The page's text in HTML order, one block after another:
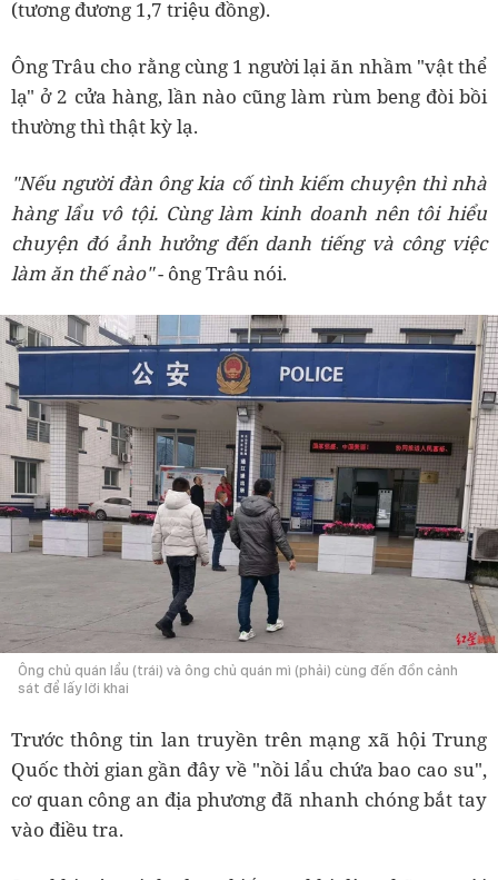
(tương đương 1,7 triệu đồng).
Ông Trâu cho rằng cùng 1 người lại ăn nhầm "vật thể
lạ" ở 2 cửa hàng, lần nào cũng làm rùm beng đòi bồi
thường thì thật kỳ lạ.
"Nếu người đàn ông kia cố tình kiếm chuyện thì nhà
hàng lẩu vô tội. Cùng làm kinh doanh nên tôi hiểu
chuyện đó ảnh hưởng đến danh tiếng và công việc
làm ăn thế nào"- ông Trâu nói.
Ông chủ quán lẩu (trái) và ông chủ quán mì (phải) cùng đến đồn cảnh
sát để lấy lời khai
Trước thông tin lan truyền trên mạng xã hội Trung
Quốc thời gian gần đây về "nồi lẩu chứa bao cao su",
cơ quan công an địa phương đã nhanh chóng bắt tay
vào điều tra.